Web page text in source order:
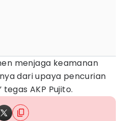
menjaga keamanan
dari upaya pencurian
AKP Pujito.